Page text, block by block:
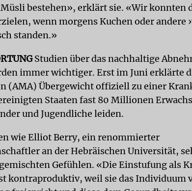
bestehen», erklärt sie. «Wir konnten
wenn morgens Kuchen oder andere
standen.»
Studien über das nachhaltige
immer wichtiger. Erst im Juni erklärte
(AMA) Übergewicht offiziell zu einer
Staaten fast 80 Millionen
und Jugendliche leiden.
wie Elliot Berry, ein renommierter
an der Hebräischen Universität,
Gefühlen. «Die Einstufung als
kontraproduktiv, weil sie das Individuum